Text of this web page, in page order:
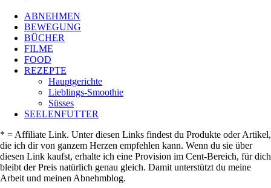
ABNEHMEN
BEWEGUNG
BÜCHER
FILME
FOOD
REZEPTE
Hauptgerichte
Lieblings-Smoothie
Süsses
SEELENFUTTER
* = Affiliate Link. Unter diesen Links findest du Produkte oder Artikel,
die ich dir von ganzem Herzen empfehlen kann. Wenn du sie über
diesen Link kaufst, erhalte ich eine Provision im Cent-Bereich, für dich
bleibt der Preis natürlich genau gleich. Damit unterstützt du meine
Arbeit und meinen Abnehmblog.